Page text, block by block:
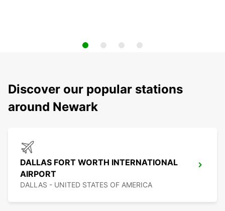
Discover our popular stations
around Newark
DALLAS FORT WORTH INTERNATIONAL
AIRPORT
DALLAS - UNITED STATES OF AMERICA